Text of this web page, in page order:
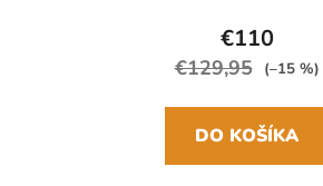
€110
€129,95 (–15 %)
DO KOŠÍKA